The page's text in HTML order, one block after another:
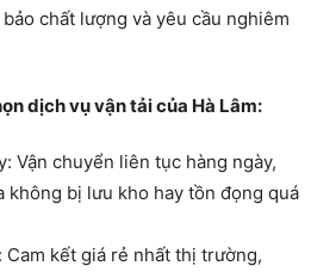
chất lượng và yêu cầu nghiêm
dịch vụ vận tải của Hà Lâm:
Vận chuyển liên tục hàng ngày,
không bị lưu kho hay tồn đọng quá
Cam kết giá rẻ nhất thị trường,